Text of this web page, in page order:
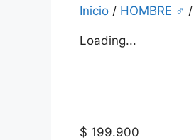
Inicio / HOMBRE ♂ /
Loading...
$ 199.900